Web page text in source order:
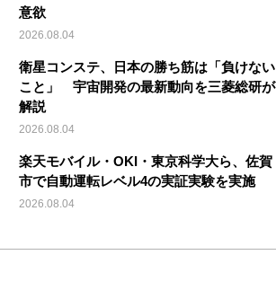
意欲
2026.08.04
衛星コンステ、日本の勝ち筋は「負けない
こと」 宇宙開発の最新動向を三菱総研が
解説
2026.08.04
楽天モバイル・OKI・東京科学大ら、佐賀
市で自動運転レベル4の実証実験を実施
2026.08.04